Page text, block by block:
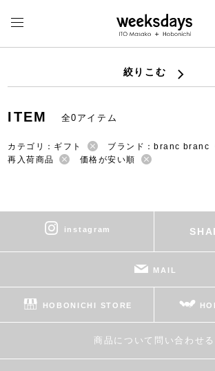
絞りこむ
ITEM 全0アイテム
カテゴリ：ギフト
ブランド：branc branc
再入荷商品
価格が安い順
instagram
MAIL
HOBONICHI STORE
商品について問い合わせる